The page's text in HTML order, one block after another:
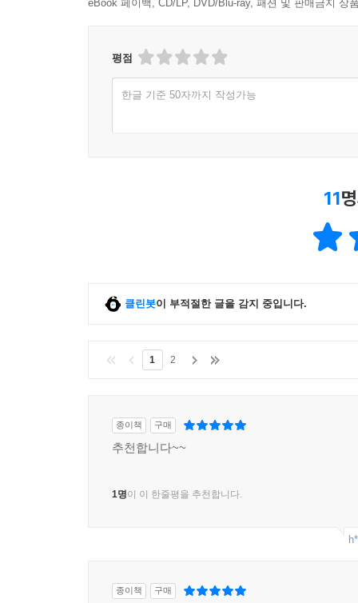
eBook 페이백, CD/LP, DVD/Blu-ray, 패션 및 판매금지 상
평점
한글 기준 50자까지 작성가능
11
클린봇이 부적절한 글을 감지 중입니다.
1 2
종이책 구매
추천합니다~~
1명이 이 한줄평을 추천합니다.
종이책 구매